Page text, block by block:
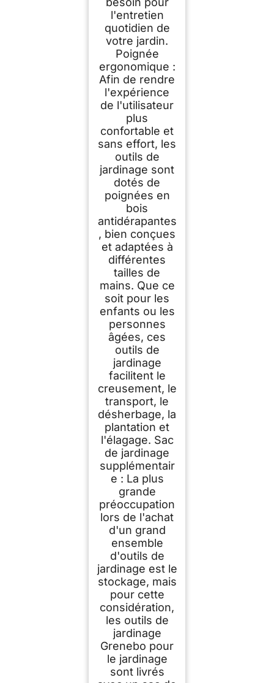
l'entretien
quotidien de
votre jardin.
Poignée
ergonomique :
Afin de rendre
l'expérience
de l'utilisateur
plus
confortable et
sans effort, les
outils de
jardinage sont
dotés de
poignées en
bois
antidérapantes
, bien conçues
et adaptées à
différentes
tailles de
mains. Que ce
soit pour les
enfants ou les
personnes
âgées, ces
outils de
jardinage
facilitent le
creusement, le
transport, le
désherbage, la
plantation et
l'élagage. Sac
de jardinage
supplémentair
e : La plus
grande
préoccupation
lors de l'achat
d'un grand
ensemble
d'outils de
jardinage est le
stockage, mais
pour cette
considération,
les outils de
jardinage
Grenebo pour
le jardinage
sont livrés